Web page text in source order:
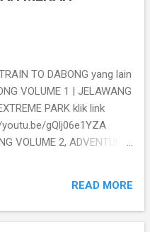
yang indah serta
ketenangan kepada
Destinasi ini juga sangat
Lata Bijih ini terletak di
terpencil iaitu di
iaitu 30km dari
TO DABONG yang lain
VOLUME 1 | JELAWANG
PARK klik link
gQlj06e1YZA
VOLUME 2, ADVENTURE
3, BAHAGIAN 1,
BAHA, klik link dibawah :
READ MORE